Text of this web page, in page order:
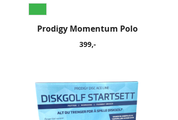
Prodigy Momentum Polo
399,-